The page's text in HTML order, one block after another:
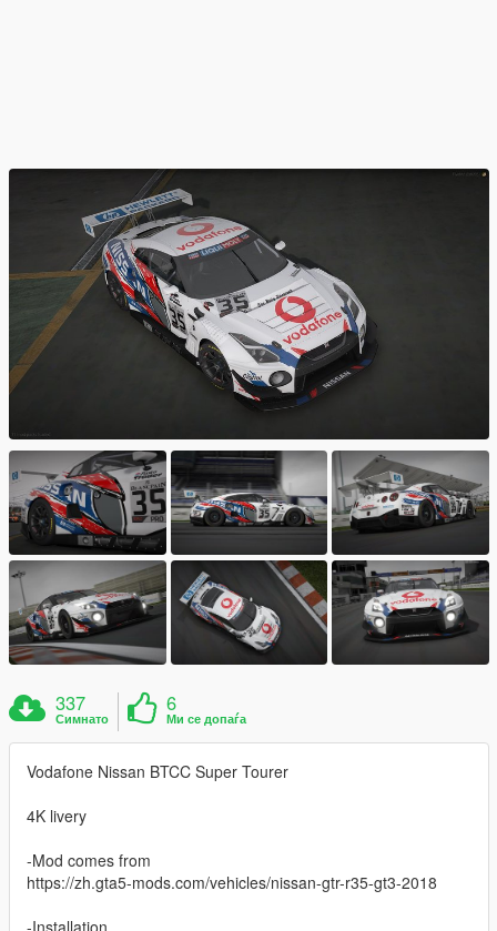
337
Симнато
6
Ми се допаѓа
Vodafone Nissan BTCC Super Tourer
4K livery
-Mod comes from
https://zh.gta5-mods.com/vehicles/nissan-gtr-r35-gt3-2018